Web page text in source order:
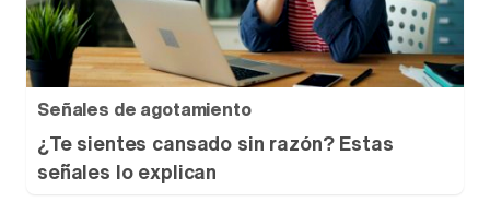
Señales de agotamiento
¿Te sientes cansado sin razón? Estas
señales lo explican